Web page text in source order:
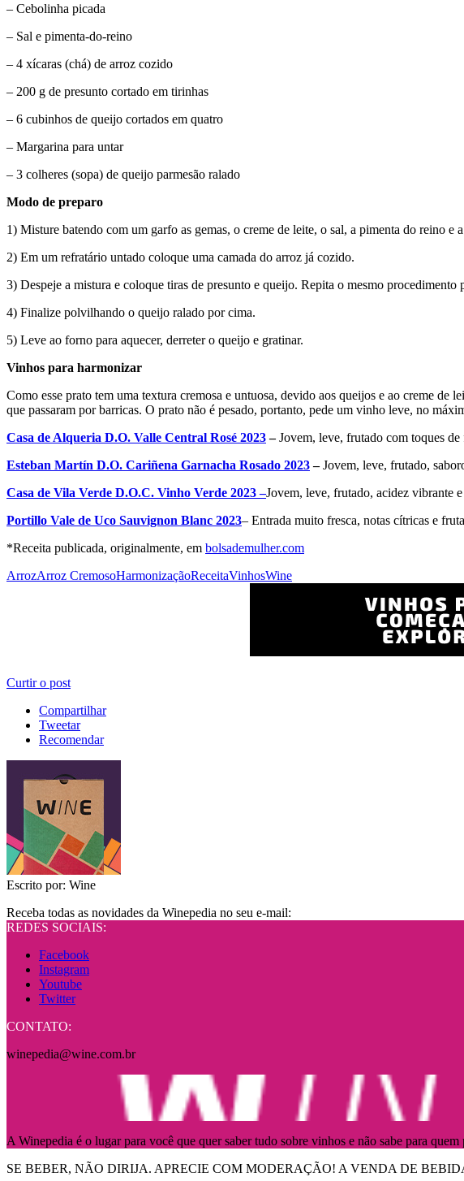
– Cebolinha picada
– Sal e pimenta-do-reino
– 4 xícaras (chá) de arroz cozido
– 200 g de presunto cortado em tirinhas
– 6 cubinhos de queijo cortados em quatro
– Margarina para untar
– 3 colheres (sopa) de queijo parmesão ralado
Modo de preparo
1) Misture batendo com um garfo as gemas, o creme de leite, o sal, a pimenta do reino e
2) Em um refratário untado coloque uma camada do arroz já cozido.
3) Despeje a mistura e coloque tiras de presunto e queijo. Repita o mesmo procedimento
4) Finalize polvilhando o queijo ralado por cima.
5) Leve ao forno para aquecer, derreter o queijo e gratinar.
Vinhos para harmonizar
Como esse prato tem uma textura cremosa e untuosa, devido aos queijos e ao creme
que passaram por barricas. O prato não é pesado, portanto, pede um vinho leve, no
Casa de Alqueria D.O. Valle Central Rosé 2023–Jovem, leve, frutado com toques de
Esteban Martín D.O. Cariñena Garnacha Rosado 2023–Jovem, leve, frutado,
Casa de Vila Verde D.O.C. Vinho Verde 2023 –Jovem, leve, frutado, acidez vibrante
Portillo Vale de Uco Sauvignon Blanc 2023– Entrada muito fresca, notas cítricas e
*Receita publicada, originalmente, em bolsademulher.com
ArrozArroz CremosoHarmonizaçãoReceitaVinhosWine
Curtir o post
Compartilhar
Tweetar
Recomendar
Escrito por: Wine
Receba todas as novidades da Winepedia no seu e-mail:
REDES SOCIAIS:
Facebook
Instagram
Youtube
Twitter
CONTATO:
winepedia@wine.com.br
A Winepedia é o lugar para você que quer saber tudo sobre vinhos e não sabe para
SE BEBER, NÃO DIRIJA. APRECIE COM MODERAÇÃO! A VENDA DE